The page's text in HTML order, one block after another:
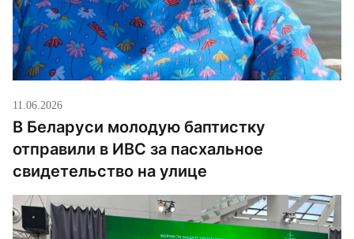
11.06.2026
В Беларуси молодую баптистку
отправили в ИВС за пасхальное
свидетельство на улице